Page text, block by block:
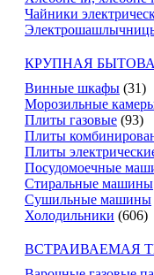
Чайники
КРУПНАЯ
Винные шкафы (31)
Морозильные
Плиты газовые (93)
Плиты
Плиты
Посудомоечные
Стиральные машины
Сушильные машины
Холодильники (606)
ВСТРАИВАЕМАЯ